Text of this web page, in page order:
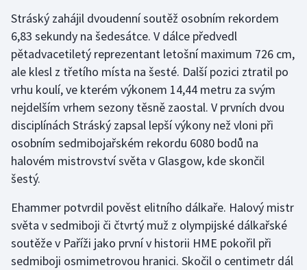
Stráský zahájil dvoudenní soutěž osobním rekordem
6,83 sekundy na šedesátce. V dálce předvedl
pětadvacetiletý reprezentant letošní maximum 726 cm,
ale klesl z třetího místa na šesté. Další pozici ztratil po
vrhu koulí, ve kterém výkonem 14,44 metru za svým
nejdelším vrhem sezony těsně zaostal. V prvních dvou
disciplínách Stráský zapsal lepší výkony než vloni při
osobním sedmibojařském rekordu 6080 bodů na
halovém mistrovství světa v Glasgow, kde skončil
šestý.
Ehammer potvrdil pověst elitního dálkaře. Halový mistr
světa v sedmiboji či čtvrtý muž z olympijské dálkařské
soutěže v Paříži jako první v historii HME pokořil při
sedmiboji osmimetrovou hranici. Skočil o centimetr dál